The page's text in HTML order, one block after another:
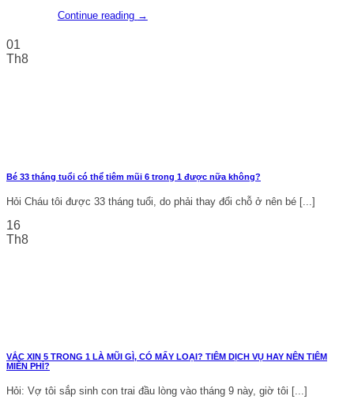
Continue reading →
01
Th8
Bé 33 tháng tuổi có thể tiêm mũi 6 trong 1 được nữa không?
Hỏi Cháu tôi được 33 tháng tuổi, do phải thay đổi chỗ ở nên bé [...]
16
Th8
VẮC XIN 5 TRONG 1 LÀ MŨI GÌ, CÓ MẤY LOẠI? TIÊM DỊCH VỤ HAY NÊN TIÊM
MIỄN PHÍ?
Hỏi: Vợ tôi sắp sinh con trai đầu lòng vào tháng 9 này, giờ tôi [...]